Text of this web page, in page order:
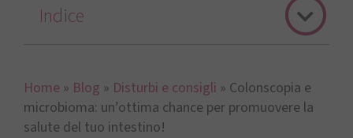
Home » Blog » Disturbi e consigli » Colonscopia e
microbioma: un’ottima chance per promuovere la
salute del tuo intestino!
Indice